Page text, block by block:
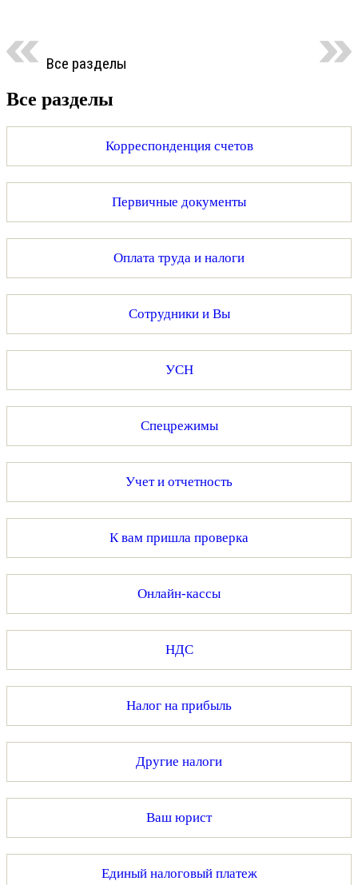
Все разделы
Все разделы
Корреспонденция счетов
Первичные документы
Оплата труда и налоги
Сотрудники и Вы
УСН
Спецрежимы
Учет и отчетность
К вам пришла проверка
Онлайн-кассы
НДС
Налог на прибыль
Другие налоги
Ваш юрист
Единый налоговый платеж